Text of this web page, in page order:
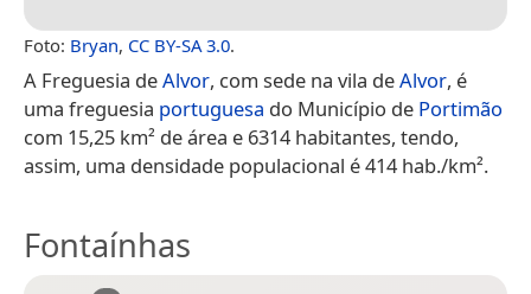
Foto: Bryan, CC BY-SA 3.0.
A Freguesia deAlvor, com sede na vila deAlvor, é
uma freguesia portuguesa do Município de Portimão
com 15,25 km² de área e 6314 habitantes, tendo,
assim, uma densidade populacional é 414 hab./km².
Fontaínhas